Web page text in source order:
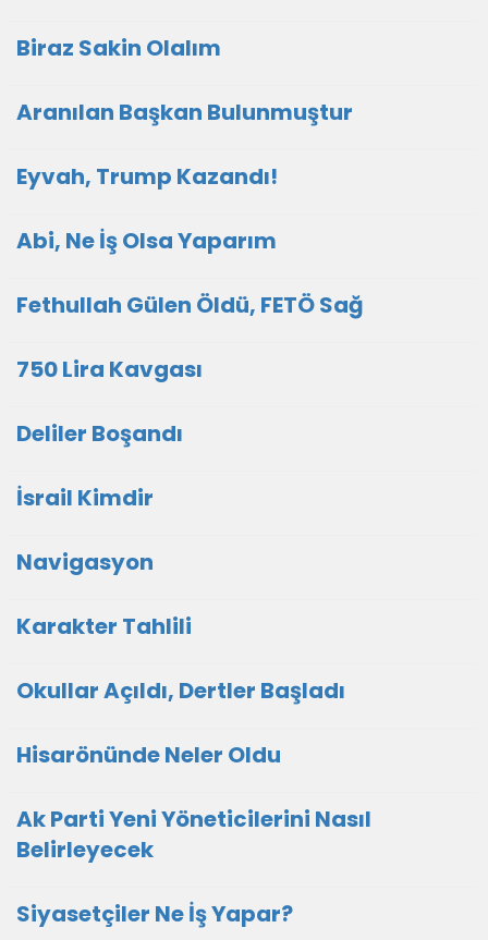
Biraz Sakin Olalım
Aranılan Başkan Bulunmuştur
Eyvah, Trump Kazandı!
Abi, Ne İş Olsa Yaparım
Fethullah Gülen Öldü, FETÖ Sağ
750 Lira Kavgası
Deliler Boşandı
İsrail Kimdir
Navigasyon
Karakter Tahlili
Okullar Açıldı, Dertler Başladı
Hisarönünde Neler Oldu
Ak Parti Yeni Yöneticilerini Nasıl
Belirleyecek
Siyasetçiler Ne İş Yapar?